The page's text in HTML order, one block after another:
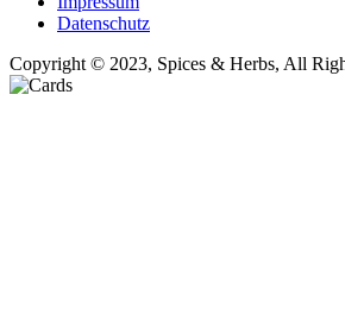
Datenschutz
Copyright © 2023, Spices & Herbs, All